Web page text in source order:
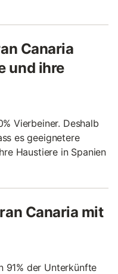
Canaria
und ihre
Vierbeiner. Deshalb
es geeignetere
Haustiere in Spanien
Canaria mit
91% der Unterkünfte